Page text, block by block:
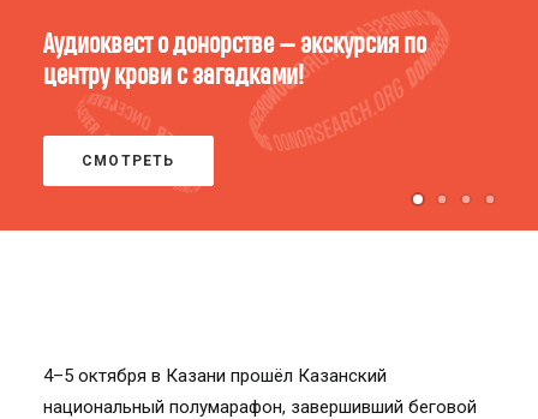
Аудиоквест о донорстве — экскурсия по
центру крови с загадками!
СМОТРЕТЬ
4–5 октября в Казани прошёл Казанский
национальный полумарафон, завершивший беговой